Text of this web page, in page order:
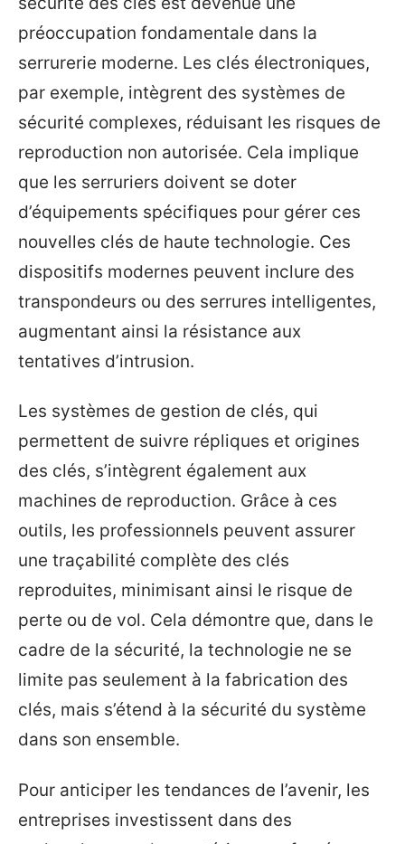
préoccupation fondamentale dans la
serrurerie moderne. Les clés électroniques,
par exemple, intègrent des systèmes de
sécurité complexes, réduisant les risques de
reproduction non autorisée. Cela implique
que les serruriers doivent se doter
d’équipements spécifiques pour gérer ces
nouvelles clés de haute technologie. Ces
dispositifs modernes peuvent inclure des
transpondeurs ou des serrures intelligentes,
augmentant ainsi la résistance aux
tentatives d’intrusion.
Les systèmes de gestion de clés, qui
permettent de suivre répliques et origines
des clés, s’intègrent également aux
machines de reproduction. Grâce à ces
outils, les professionnels peuvent assurer
une traçabilité complète des clés
reproduites, minimisant ainsi le risque de
perte ou de vol. Cela démontre que, dans le
cadre de la sécurité, la technologie ne se
limite pas seulement à la fabrication des
clés, mais s’étend à la sécurité du système
dans son ensemble.
Pour anticiper les tendances de l’avenir, les
entreprises investissent dans des